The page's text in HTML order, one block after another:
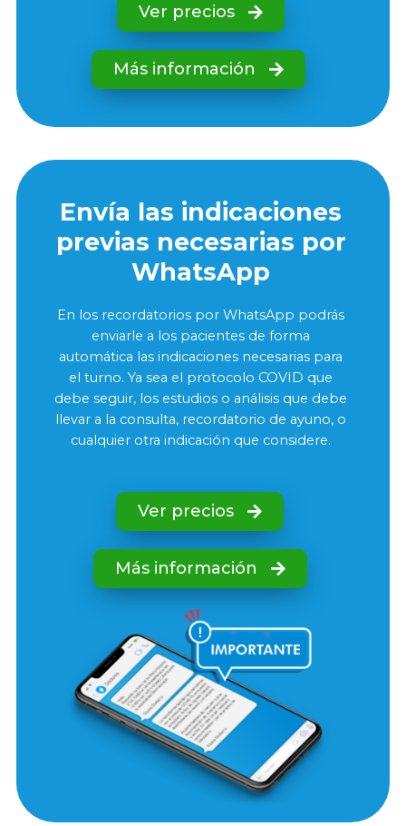
Ver precios
Más información
Envía las indicaciones
previas necesarias por
WhatsApp
En los recordatorios por WhatsApp podrás
enviarle a los pacientes de forma
automática las indicaciones necesarias para
el turno. Ya sea el protocolo COVID que
debe seguir, los estudios o análisis que debe
llevar a la consulta, recordatorio de ayuno, o
cualquier otra indicación que considere.
Ver precios
Más información